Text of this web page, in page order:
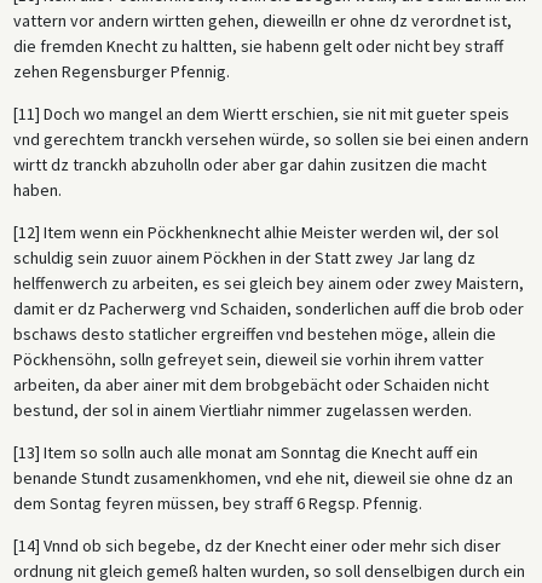
vattern vor andern wirtten gehen, dieweilln er ohne dz verordnet ist,
die fremden Knecht zu haltten, sie habenn gelt oder nicht bey straff
zehen Regensburger Pfennig.
[11] Doch wo mangel an dem Wiertt erschien, sie nit mit gueter speis
vnd gerechtem tranckh versehen würde, so sollen sie bei einen andern
wirtt dz tranckh abzuholln oder aber gar dahin zusitzen die macht
haben.
[12] Item wenn ein Pöckhenknecht alhie Meister werden wil, der sol
schuldig sein zuuor ainem Pöckhen in der Statt zwey Jar lang dz
helffenwerch zu arbeiten, es sei gleich bey ainem oder zwey Maistern,
damit er dz Pacherwerg vnd Schaiden, sonderlichen auff die brob oder
bschaws desto statlicher ergreiffen vnd bestehen möge, allein die
Pöckhensöhn, solln gefreyet sein, dieweil sie vorhin ihrem vatter
arbeiten, da aber ainer mit dem brobgebächt oder Schaiden nicht
bestund, der sol in ainem Viertliahr nimmer zugelassen werden.
[13] Item so solln auch alle monat am Sonntag die Knecht auff ein
benande Stundt zusamenkhomen, vnd ehe nit, dieweil sie ohne dz an
dem Sontag feyren müssen, bey straff 6 Regsp. Pfennig.
[14] Vnnd ob sich begebe, dz der Knecht einer oder mehr sich diser
ordnung nit gleich gemeß halten wurden, so soll denselbigen durch ein